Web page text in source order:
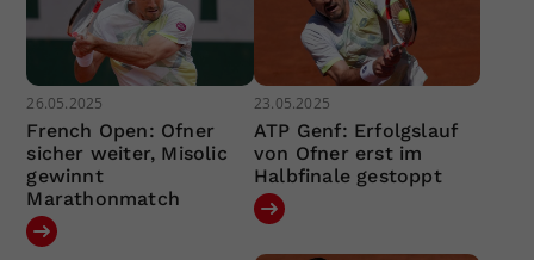
26.05.2025
French Open: Ofner
sicher weiter, Misolic
gewinnt
Marathonmatch
23.05.2025
ATP Genf: Erfolgslauf
von Ofner erst im
Halbfinale gestoppt